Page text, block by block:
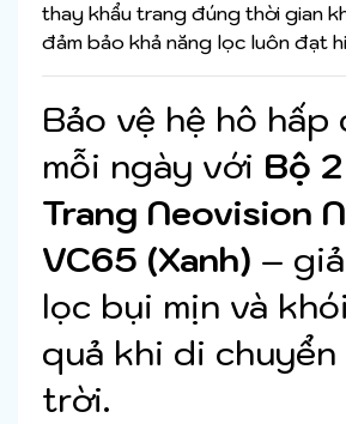
thay khẩu trang đúng thời gian
đảm bảo khả năng lọc luôn đạt
Bảo vệ hệ hô hấp
mỗi ngày với Bộ
Trang Neovision
VC65 (Xanh) –
lọc bụi mịn và
quả khi di chuyển
trời.